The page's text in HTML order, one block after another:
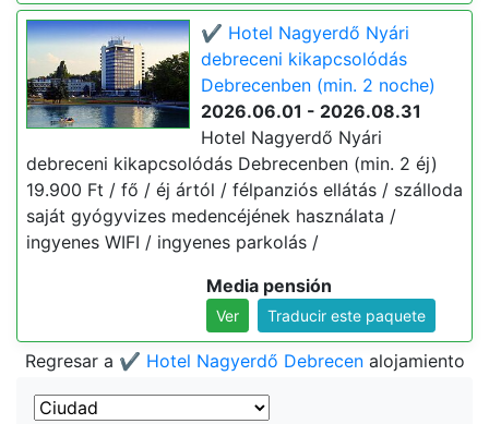
✔️ Hotel Nagyerdő Nyári
debreceni kikapcsolódás
Debrecenben (min. 2 noche)
2026.06.01 - 2026.08.31
Hotel Nagyerdő Nyári
debreceni kikapcsolódás Debrecenben (min. 2 éj)
19.900 Ft / fő / éj ártól / félpanziós ellátás / szálloda
saját gyógyvizes medencéjének használata /
ingyenes WIFI / ingyenes parkolás /
Media pensión
Ver Traducir este paquete
Regresar a ✔️ Hotel Nagyerdő Debrecen alojamiento